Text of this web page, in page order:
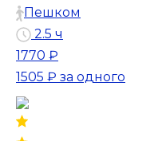
Пешком
2.5 ч
1770 ₽
1505 ₽ за одного